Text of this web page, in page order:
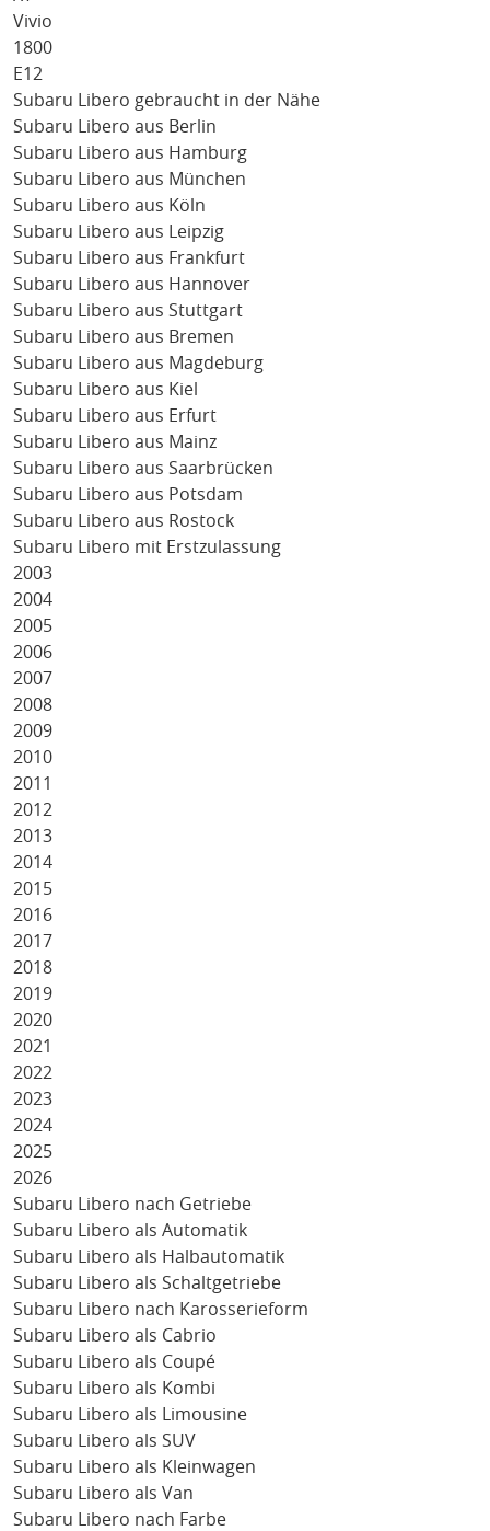
Vivio
1800
E12
Subaru Libero gebraucht in der Nähe
Subaru Libero aus Berlin
Subaru Libero aus Hamburg
Subaru Libero aus München
Subaru Libero aus Köln
Subaru Libero aus Leipzig
Subaru Libero aus Frankfurt
Subaru Libero aus Hannover
Subaru Libero aus Stuttgart
Subaru Libero aus Bremen
Subaru Libero aus Magdeburg
Subaru Libero aus Kiel
Subaru Libero aus Erfurt
Subaru Libero aus Mainz
Subaru Libero aus Saarbrücken
Subaru Libero aus Potsdam
Subaru Libero aus Rostock
Subaru Libero mit Erstzulassung
2003
2004
2005
2006
2007
2008
2009
2010
2011
2012
2013
2014
2015
2016
2017
2018
2019
2020
2021
2022
2023
2024
2025
2026
Subaru Libero nach Getriebe
Subaru Libero als Automatik
Subaru Libero als Halbautomatik
Subaru Libero als Schaltgetriebe
Subaru Libero nach Karosserieform
Subaru Libero als Cabrio
Subaru Libero als Coupé
Subaru Libero als Kombi
Subaru Libero als Limousine
Subaru Libero als SUV
Subaru Libero als Kleinwagen
Subaru Libero als Van
Subaru Libero nach Farbe